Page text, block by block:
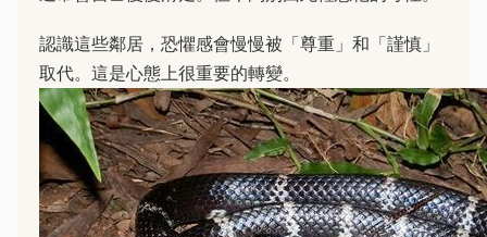
認識這些鄰居，恐懼感會慢慢被「尊重」和「謹慎」
取代。這是心態上很重要的轉變。